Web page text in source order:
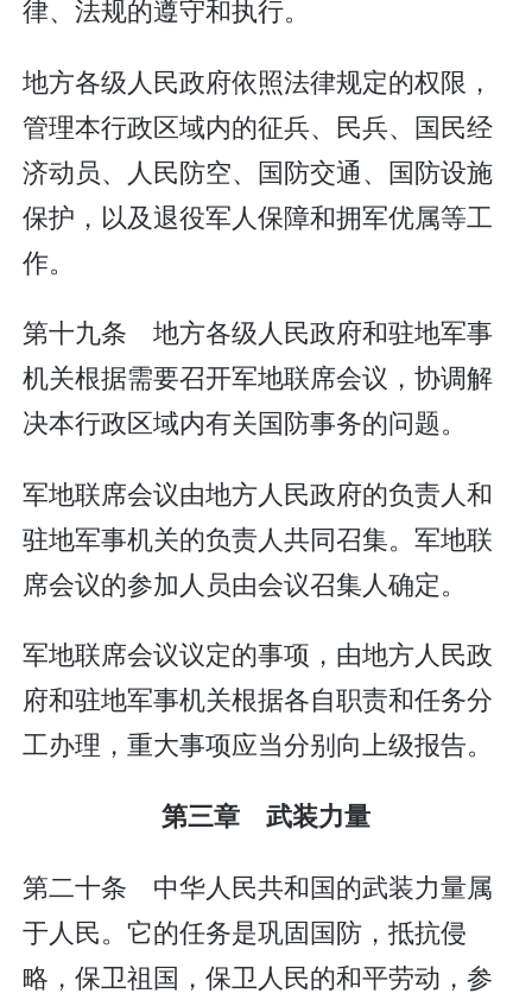
律、法规的遵守和执行。
地方各级人民政府依照法律规定的权限，
管理本行政区域内的征兵、民兵、国民经
济动员、人民防空、国防交通、国防设施
保护，以及退役军人保障和拥军优属等工
作。
第十九条 地方各级人民政府和驻地军事
机关根据需要召开军地联席会议，协调解
决本行政区域内有关国防事务的问题。
军地联席会议由地方人民政府的负责人和
驻地军事机关的负责人共同召集。军地联
席会议的参加人员由会议召集人确定。
军地联席会议议定的事项，由地方人民政
府和驻地军事机关根据各自职责和任务分
工办理，重大事项应当分别向上级报告。
第三章 武装力量
第二十条 中华人民共和国的武装力量属
于人民。它的任务是巩固国防，抵抗侵
略，保卫祖国，保卫人民的和平劳动，参